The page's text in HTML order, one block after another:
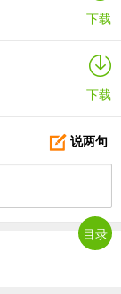
下载
下载
说两句
目录